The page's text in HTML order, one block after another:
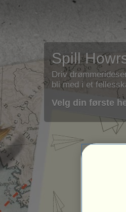
Spill
Driv
bli med i et
Velg din første